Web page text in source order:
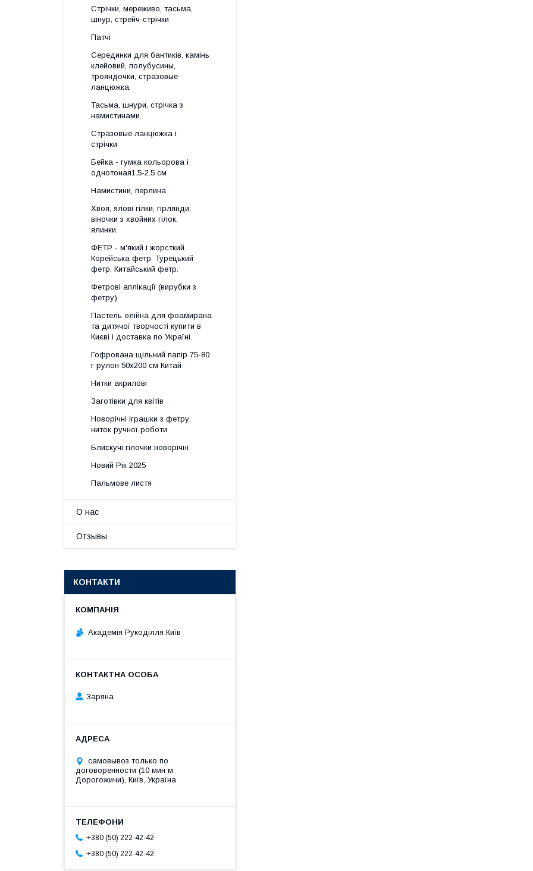
Стрічки, мереживо, тасьма,
шнур, стрейч-стрічки
Патчі
Серединки для бантиків, камінь
клейовий, полубусины,
трояндочки, стразовые
ланцюжка.
Тасьма, шнури, стрічка з
намистинами.
Стразовые ланцюжка і
стрічки
Бейка - гумка кольорова і
однотоная1.5-2.5 см
Намистини, перлина
Хвоя, ялові гілки, гірлянди,
віночки з хвойних гілок,
ялинки.
ФЕТР - м'який і жорсткий.
Корейська фетр. Турецький
фетр. Китайський фетр.
Фетрові аплікації (вирубки з
фетру)
Пастель олійна для фоамирана
та дитячої творчості купити в
Києві і доставка по Україні.
Гофрована щільний папір 75-80
г рулон 50х200 см Китай
Нитки акрилові
Заготівки для квітів
Новорічні іграшки з фетру,
ниток ручної роботи
Блискучі гілочки новорічні
Новий Рік 2025
Пальмове листя
О нас
Отзывы
КОНТАКТИ
Академія Рукоділля Київ
Заряна
самовывоз только по
договоренности (10 мин м.
Дорогожичи), Київ, Україна
+380 (50) 222-42-42
+380 (50) 222-42-42